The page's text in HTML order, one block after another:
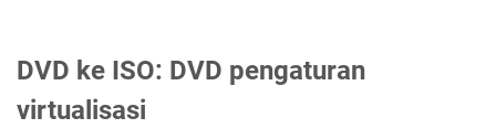
DVD ke ISO: DVD pengaturan
virtualisasi